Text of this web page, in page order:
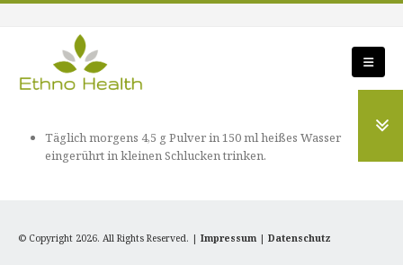
Täglich morgens 4,5 g Pulver in 150 ml heißes Wasser
eingerührt in kleinen Schlucken trinken.
© Copyright 2026. All Rights Reserved. | Impressum | Datenschutz